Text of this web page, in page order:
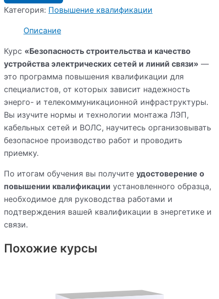
Категория: Повышение квалификации
Описание
Курс «Безопасность строительства и качество
устройства электрических сетей и линий связи» —
это программа повышения квалификации для
специалистов, от которых зависит надежность
энерго- и телекоммуникационной инфраструктуры.
Вы изучите нормы и технологии монтажа ЛЭП,
кабельных сетей и ВОЛС, научитесь организовывать
безопасное производство работ и проводить
приемку.
По итогам обучения вы получите удостоверение о
повышении квалификации установленного образца,
необходимое для руководства работами и
подтверждения вашей квалификации в энергетике и
связи.
Похожие курсы